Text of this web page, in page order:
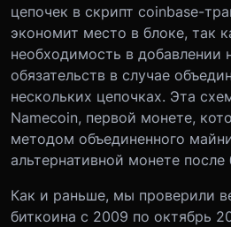
цепочек в скрипт coinbase-
экономит место в блоке, так
необходимость в добавлении
обязательств в случае
нескольких цепочках. Эта
Namecoin, первой монете,
методом объединенного
альтернативной монете после
Как и раньше, мы проверили
биткоина с 2009 по октябрь